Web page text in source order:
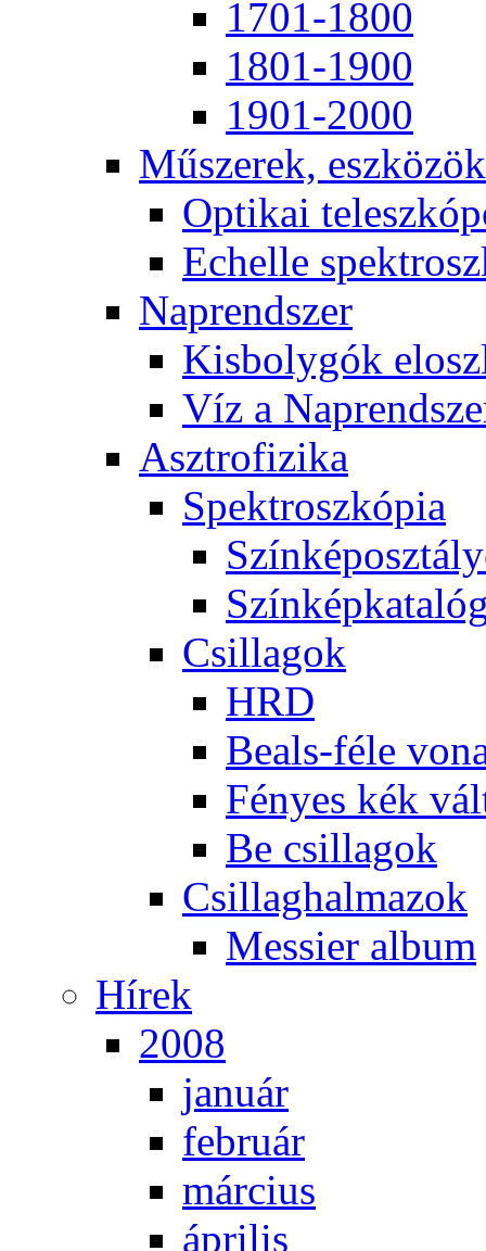
1701-1800
1801-1900
1901-2000
Mű­sze­rek, esz­kö­zök
Op­ti­kai
Echel­le
Nap­rend­szer
Kis­boly­gók
Víz a
Aszt­ro­fi­zi­ka
Spekt­rosz­kó­pia
Csil­la­gok
HRD
Be­als-fé­le
Fé­nyes kék
Be csil­la­gok
Csil­lag­hal­ma­zok
Mes­si­er al­bum
Hí­rek
2008
ja­nu­ár
feb­ru­ár
már­ci­us
áp­ri­lis